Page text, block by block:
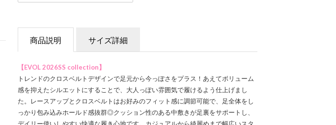
商品説明 サイズ詳細
【EVOL 2026SS collection】
トレンドのクロスベルトデザインで足元から今っぽさをプラス！あえてボリューム
感を抑えたシルエットにすることで、大人っぽい雰囲気で履けるよう仕上げまし
た。レースアップとクロスベルトはお好みのフィット感に調節可能で、足全体をし
っかり包み込みホールド感抜群◎クッション性のある中敷きが足裏をサポートし、